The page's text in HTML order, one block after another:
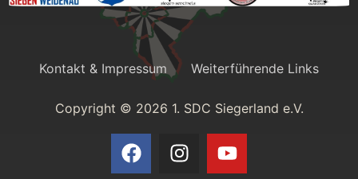
Kontakt & Impressum Weiterführende Links
Copyright © 2026 1. SDC Siegerland e.V.